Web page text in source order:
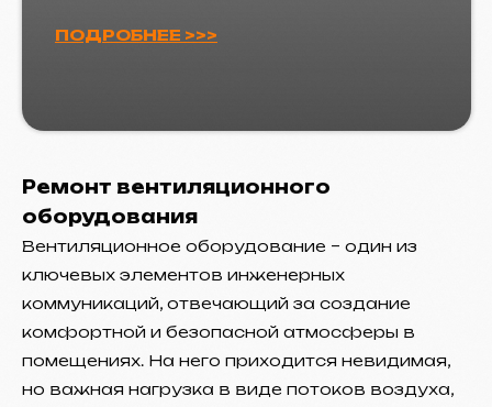
ПОДРОБНЕЕ >>>
Ремонт вентиляционного
оборудования
Вентиляционное оборудование – один из
ключевых элементов инженерных
коммуникаций, отвечающий за создание
комфортной и безопасной атмосферы в
помещениях. На него приходится невидимая,
но важная нагрузка в виде потоков воздуха,